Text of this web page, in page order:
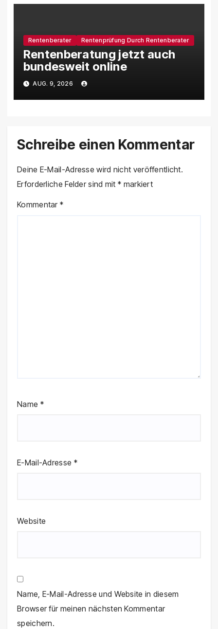
Rentenberater Rentenprüfung Durch Rentenberater
Rentenberatung jetzt auch
bundesweit online
AUG. 9, 2026
Schreibe einen Kommentar
Deine E-Mail-Adresse wird nicht veröffentlicht.
Erforderliche Felder sind mit* markiert
Kommentar*
Name *
E-Mail-Adresse *
Website
Name, E-Mail-Adresse und Website in diesem
Browser für meinen nächsten Kommentar
speichern.